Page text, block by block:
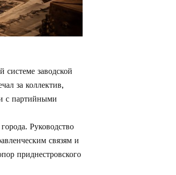
заводской
за коллектив,
с партийными
Руководство
связям и
приднестровского